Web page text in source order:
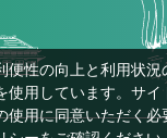
便性の向上と利用状況
使用しています。サ
使用に同意いただく